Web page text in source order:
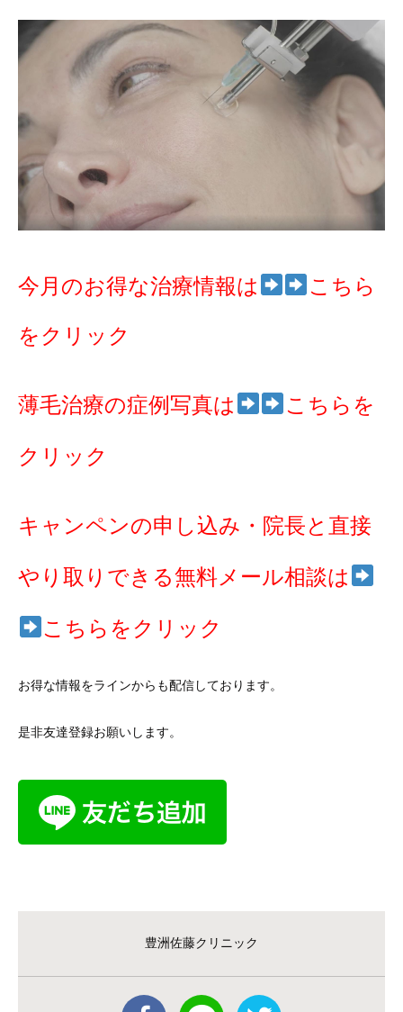
今月のお得な治療情報は こちら
をクリック
薄毛治療の症例写真は こちらを
クリック
キャンペンの申し込み・院長と直接
やり取りできる無料メール相談は
こちらをクリック
お得な情報をラインからも配信しております。
是非友達登録お願いします。
豊洲佐藤クリニック